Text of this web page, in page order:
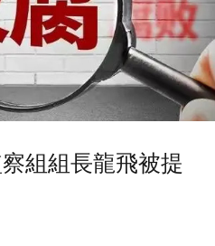
組組長龍飛被提